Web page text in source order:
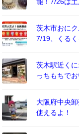
能！7/26は
茨木市おに
7/19、くる
茨木駅近く
っちもちでお
大阪府中央
使えるよ！